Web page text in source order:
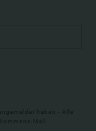
haben - Alle
Mail